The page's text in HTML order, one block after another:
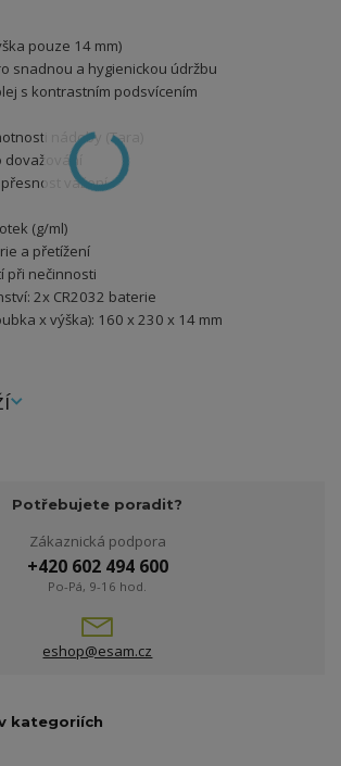
pouze 14 mm)
snadnou a hygienickou údržbu
s kontrastním podsvícením
nádoby (Tara)
vážení
(g/ml)
a přetížení
při nečinnosti
2x CR2032 baterie
x výška): 160 x 230 x 14 mm
Potřebujete poradit?
Zákaznická podpora
+420 602 494 600
Po-Pá, 9-16 hod.
eshop@esam.cz
kategoriích